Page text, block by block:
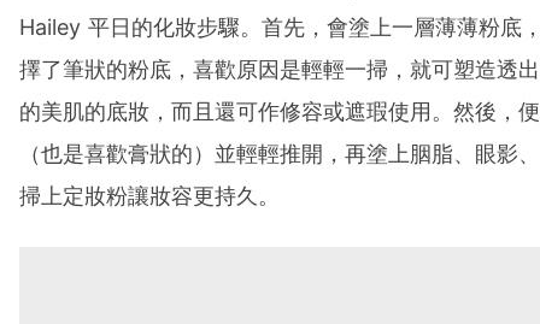
Hailey 平日的化妝步驟。首先，會塗上一層薄薄粉底
擇了筆狀的粉底，喜歡原因是輕輕一掃，就可塑造透
的美肌的底妝，而且還可作修容或遮瑕使用。然後，
（也是喜歡膏狀的）並輕輕推開，再塗上胭脂、眼影
掃上定妝粉讓妝容更持久。